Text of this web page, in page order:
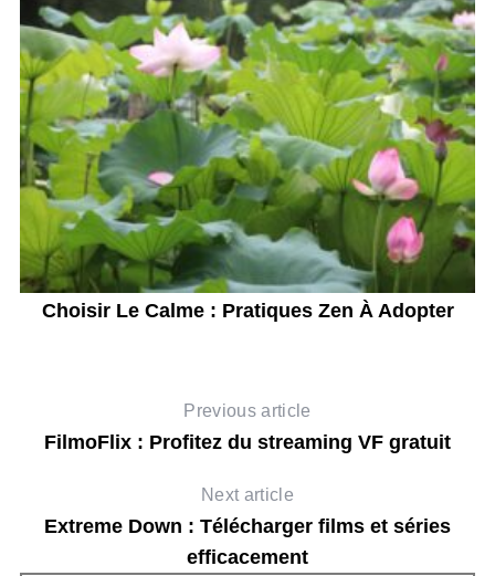
Choisir Le Calme : Pratiques Zen À Adopter
Previous article
FilmoFlix : Profitez du streaming VF gratuit
Next article
Extreme Down : Télécharger films et séries
efficacement